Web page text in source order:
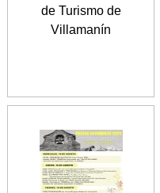
de Turismo de
Villamanín